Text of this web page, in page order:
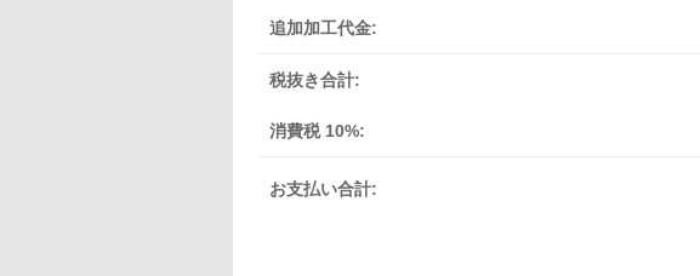
追加加工代金:
税抜き合計:
消費税 10%:
お支払い合計: